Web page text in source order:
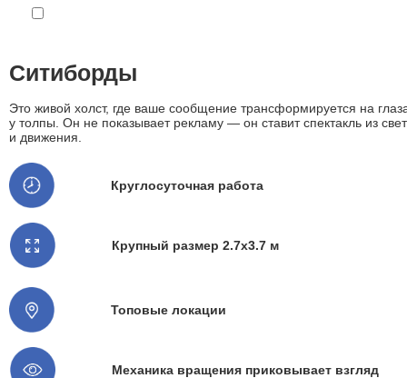
Ситиборды
Это живой холст, где ваше сообщение трансформируется на
у толпы. Он не показывает рекламу — он ставит спектакль из
и движения.
Круглосуточная работа
Крупный размер 2.7x3.7 м
Топовые локации
Механика вращения приковывает взгляд